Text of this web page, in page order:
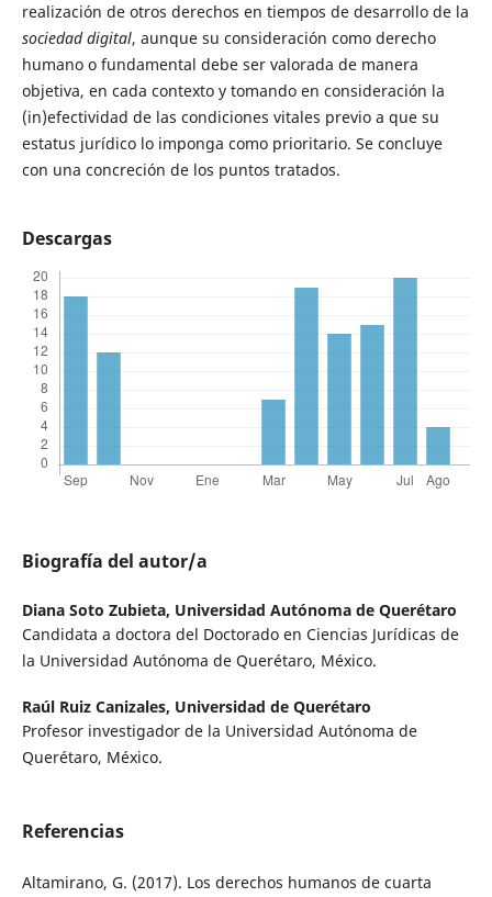
realización de otros derechos en tiempos de desarrollo de la
sociedad digital, aunque su consideración como derecho
humano o fundamental debe ser valorada de manera
objetiva, en cada contexto y tomando en consideración la
(in)efectividad de las condiciones vitales previo a que su
estatus jurídico lo imponga como prioritario. Se concluye
con una concreción de los puntos tratados.
Descargas
Biografía del autor/a
Diana Soto Zubieta, Universidad Autónoma de Querétaro
Candidata a doctora del Doctorado en Ciencias Jurídicas de
la Universidad Autónoma de Querétaro, México.
Raúl Ruiz Canizales, Universidad de Querétaro
Profesor investigador de la Universidad Autónoma de
Querétaro, México.
Referencias
Altamirano, G. (2017). Los derechos humanos de cuarta